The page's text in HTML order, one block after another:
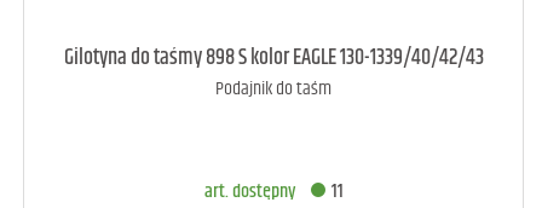
art. dostępny 10
Gilotyna do taśmy 898 S kolor EAGLE 130-1339/40/42/43
Podajnik do taśm
art. dostępny 11